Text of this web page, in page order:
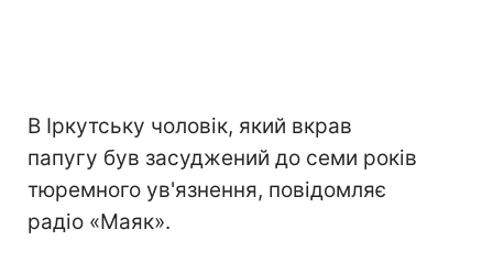
В Іркутську чоловік, який вкрав
папугу був засуджений до семи років
тюремного ув'язнення, повідомляє
радіо «Маяк».